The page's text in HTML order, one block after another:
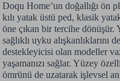
Doqu Home’un doğallığı ön
kılı yatak üstü ped, klasik
öne çıkan bir tercihe dönüşür.
sağlıklı uyku
destekleyicisi olan modeller
yaşamanızı sağlar. Yüzey
ömrünü de uzatarak işlevsel